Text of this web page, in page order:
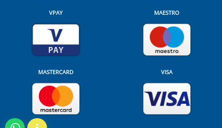
VPAY MAESTRO
MASTERCARD VISA